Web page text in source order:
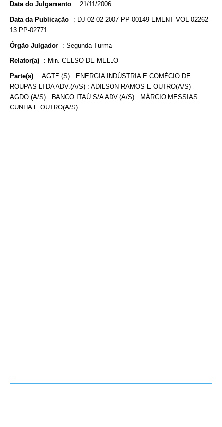
Data do Julgamento : 21/11/2006
Data da Publicação : DJ 02-02-2007 PP-00149 EMENT VOL-02262-
13 PP-02771
Órgão Julgador : Segunda Turma
Relator(a) : Min. CELSO DE MELLO
Parte(s) : AGTE.(S) : ENERGIA INDÚSTRIA E COMÉCIO DE
ROUPAS LTDA ADV.(A/S) : ADILSON RAMOS E OUTRO(A/S)
AGDO.(A/S) : BANCO ITAÚ S/A ADV.(A/S) : MÁRCIO MESSIAS
CUNHA E OUTRO(A/S)